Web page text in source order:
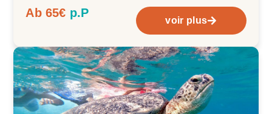
Ab 65€ p.P
voir plus